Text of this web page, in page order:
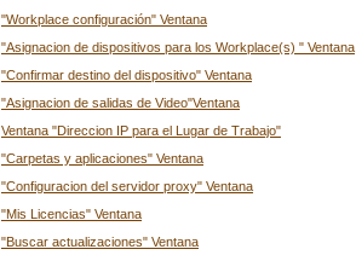
"Workplace configuración" Ventana
"Asignacion de dispositivos para los Workplace(s) " Ventana
"Confirmar destino del dispositivo" Ventana
"Asignacion de salidas de Video"Ventana
Ventana "Direccion IP para el Lugar de Trabajo"
"Carpetas y aplicaciones" Ventana
"Configuracion del servidor proxy" Ventana
"Mis Licencias" Ventana
"Buscar actualizaciones" Ventana